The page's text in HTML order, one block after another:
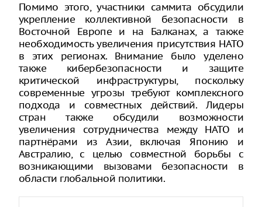
Помимо этого, участники саммита обсудили
укрепление коллективной безопасности в
Восточной Европе и на Балканах, а также
необходимость увеличения присутствия НАТО
в этих регионах. Внимание было уделено
также кибербезопасности и защите
критической инфраструктуры, поскольку
современные угрозы требуют комплексного
подхода и совместных действий. Лидеры
стран также обсудили возможности
увеличения сотрудничества между НАТО и
партнёрами из Азии, включая Японию и
Австралию, с целью совместной борьбы с
возникающими вызовами безопасности в
области глобальной политики.